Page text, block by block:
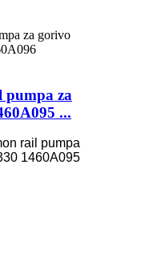
pumpa za
...
rail pumpa
1460A095